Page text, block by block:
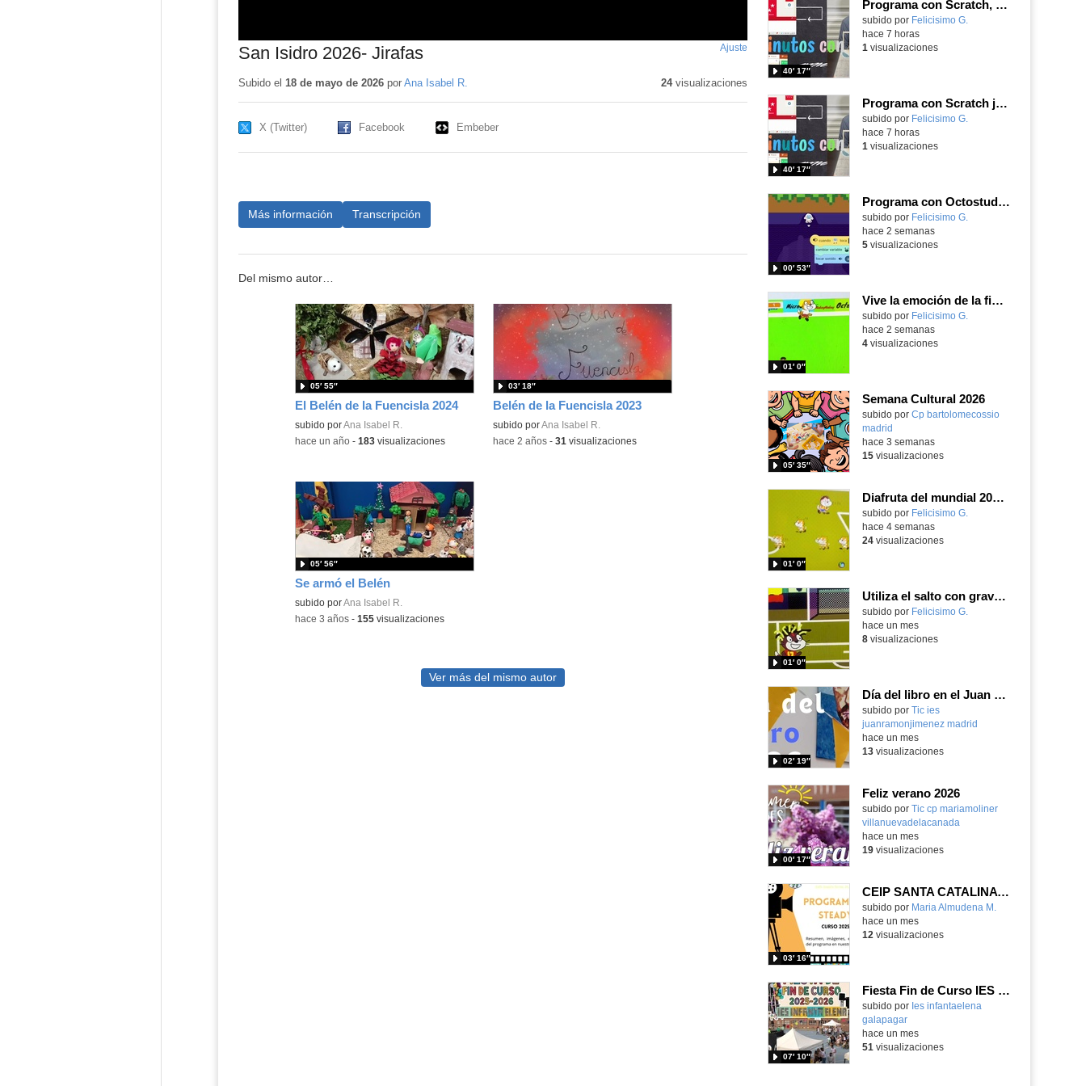
San Isidro 2026- Jirafas Ajuste
pantalla
Subido el 18 de mayo de 2026por Ana Isabel R. 24visualizaciones
X (Twitter) Facebook Embeber
Más información Transcripción
Del mismo autor…
El Belén de la Fuencisla 2024
subido porAna Isabel R.
05′ 55″
-hace un año- 183visualizaciones
Belén de la Fuencisla 2023
subido porAna Isabel R.
03′ 18″
-hace 2 años- 31 visualizaciones
Se armó el Belén
subido porAna Isabel R.
05′ 56″
-hace 3 años- 155visualizaciones
Ver más del mismo autor
Programa con Scratch, 8 diferentes juegos para vivir la emoción de los partidos de España en el mundial 2026
Contenido educativo.
subido por Felicisimo G.
40′ 17″
hace 7 horas
1 visualizaciones
Programa con Scratch juegos con los partidos del mundial 2026 ganados por España
Contenido educativo.
subido por Felicisimo G.
40′ 17″
hace 7 horas
1 visualizaciones
Programa con Octostudio, un juego moviendo la tablet para ganar con España, el mundial 2026
Contenido educativo.
subido por Felicisimo G.
00′ 53″
hace 2 semanas
5visualizaciones
Vive la emoción de la final del mundial 2026, programando con Scratch un juego de toques.
Contenido educativo.
subido por Felicisimo G.
01′ 0″
hace 2 semanas
4visualizaciones
Semana Cultural 2026
Contenido educativo.
subido por Cp bartolomecossio
madrid
05′ 35″
hace 3 semanas
15visualizaciones
Diafruta del mundial 2026, programando con Scratch un juego de regates para el partido España contra Portugal
Contenido educativo.
subido por Felicisimo G.
01′ 0″
hace 4 semanas
24visualizaciones
Utiliza el salto con gravedad y las condiciones programando con Scratch para entrenar los saques de esquina para el partido contra Austria de la Selección
Contenido educativo.
subido por Felicisimo G.
01′ 0″
hace un mes
8visualizaciones
Día del libro en el Juan Ramón Jiménez 2026
Contenido educativo.
subido por Tic ies
juanramonjimenez madrid
02′ 19″
hace un mes
13visualizaciones
Feliz verano 2026
subido por Tic cp mariamoliner
villanuevadelacanada
00′ 17″
hace un mes
19visualizaciones
CEIP SANTA CATALINA PROGRAMA READY, STEADY, GO! 2025-26
Contenido educativo.
subido por Maria Almudena M.
03′ 16″
hace un mes
12 visualizaciones
Fiesta Fin de Curso IES Infanta Elena 2025-2026
subido por Ies infantaelena
galapagar
07′ 10″
-
hace un mes
51 visualizaciones